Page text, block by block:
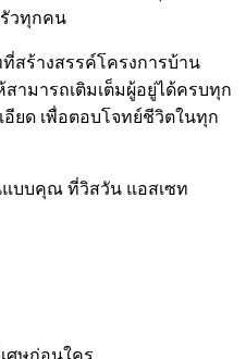
วทุกคน
สร้างสรรค์โครงการบ้าน
ามารถเติมเต็มผู้อยู่ได้ครบทุก
อียด เพื่อตอบโจทย์ชีวิตในทุก
บบคุณ ที่วิสวัน แอสเซท
ศษก่อนใคร